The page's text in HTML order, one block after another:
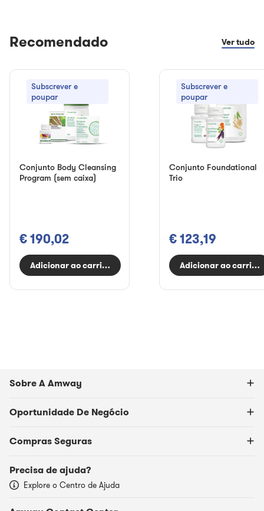
Recomendado Ver tudo
Subscrever e
poupar
Conjunto Body Cleansing
Program (sem caixa)
€ 190,02
Adicionar ao carrinho
Subscrever e
poupar
Conjunto Foundational
Trio
€ 123,19
Adicionar ao
Sobre A Amway
Oportunidade De Negócio
Compras Seguras
Precisa de ajuda?
Explore o Centro de Ajuda